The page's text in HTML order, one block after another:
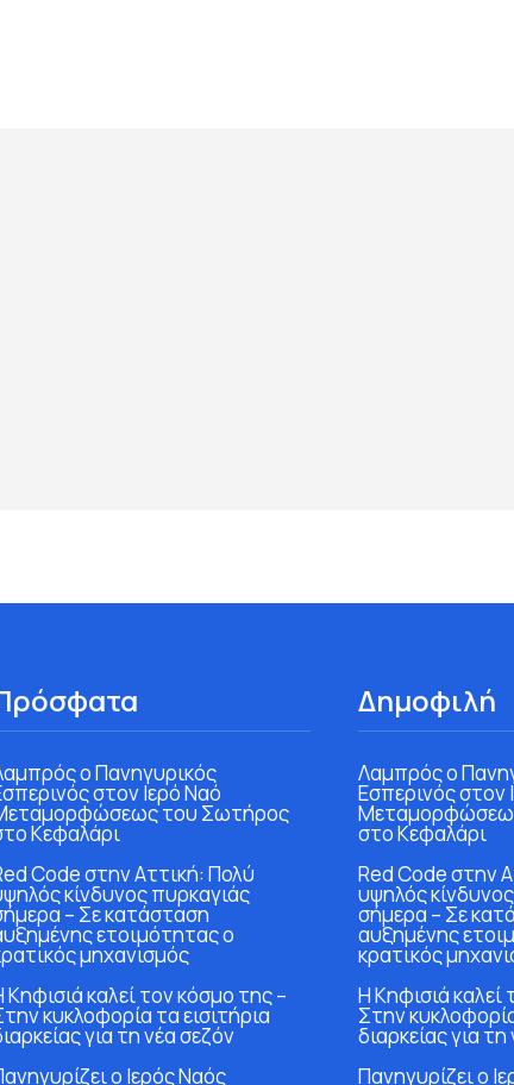
ο Πανηγυρικός
στον Ιερό Ναό
του Σωτήρος
Κεφαλάρι
Code στην Αττική: Πολύ
κίνδυνος πυρκαγιάς
– Σε κατάσταση
ετοιμότητας ο
μηχανισμός
Κηφισιά καλεί τον κόσμο της –
κυκλοφορία τα εισιτήρια
για τη νέα σεζόν
ο Ιερός Ναός
Δημοφιλή
Λαμπρός ο
Εσπερινός στον
στο Κεφαλάρι
Red Code στην
υψηλός
σήμερα – Σε
αυξημένης
κρατικός
Η Κηφισιά καλεί
Στην
διαρκείας για
Πανηγυρίζει ο